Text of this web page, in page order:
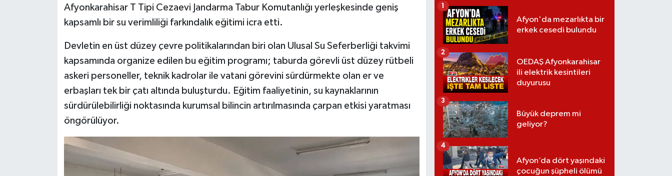
Afyonkarahisar T Tipi Cezaevi Jandarma Tabur Komutanlığı yerleşkesinde geniş
kapsamlı bir su verimliliği farkındalık eğitimi icra etti.
Devletin en üst düzey çevre politikalarından biri olan Ulusal Su Seferberliği takvimi
kapsamında organize edilen bu eğitim programı; taburda görevli üst düzey rütbeli
askeri personeller, teknik kadrolar ile vatani görevini sürdürmekte olan er ve
erbaşları tek bir çatı altında buluşturdu. Eğitim faaliyetinin, su kaynaklarının
sürdürülebilirliği noktasında kurumsal bilincin artırılmasında çarpan etkisi yaratması
öngörülüyor.
Afyon'da mezarlıkta bir
erkek cesedi bulundu
1
OEDAŞ Afyonkarahisar
ili elektrik kesintileri
duyurusu
2
Büyük deprem mi
geliyor?
3
Afyon’da dört yaşındaki
çocuğun şüpheli ölümü
4